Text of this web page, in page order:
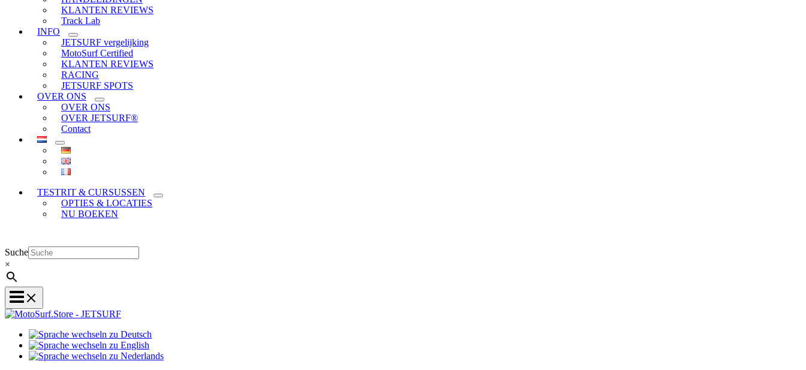
KLANTEN REVIEWS
Track Lab
INFO
JETSURF vergelijking
MotoSurf Certified
KLANTEN REVIEWS
RACING
JETSURF SPOTS
OVER ONS
OVER ONS
OVER JETSURF®
Contact
TESTRIT & CURSUSSEN
OPTIES & LOCATIES
NU BOEKEN
Suche
×
zu
wechseln
Sprache